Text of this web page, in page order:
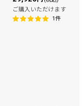
ご購入いただけます
1件